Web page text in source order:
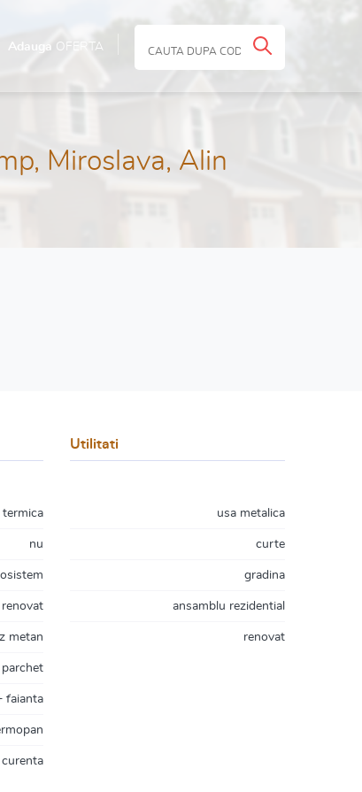
Adauga OFERTA
Miroslava, Alin
termica
nu
renovat
metan
parchet
faianta
curenta
Utilitati
usa metalica
curte
gradina
ansamblu rezidential
renovat